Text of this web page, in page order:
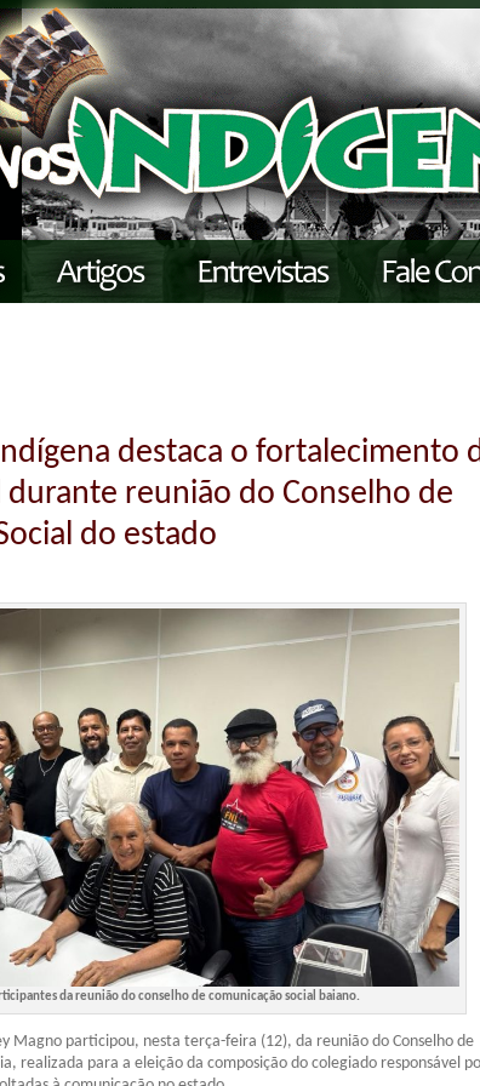
destaca o fortalecimento
reunião do Conselho de
do estado
da reunião do conselho de comunicação social baiano.
Magno participou, nesta terça-feira (12), da reunião do Conselho de
realizada para a eleição da composição do colegiado responsável